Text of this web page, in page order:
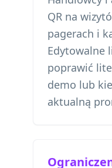
QR na
pagerach i
Edytowalne
poprawić
demo lub
aktualną